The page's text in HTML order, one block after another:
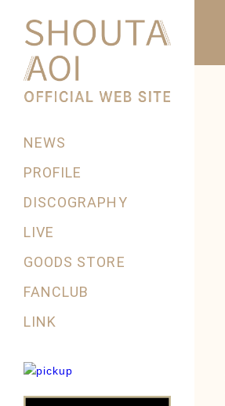
NEWS
PROFILE
DISCOGRAPHY
LIVE
GOODS STORE
FANCLUB
LINK